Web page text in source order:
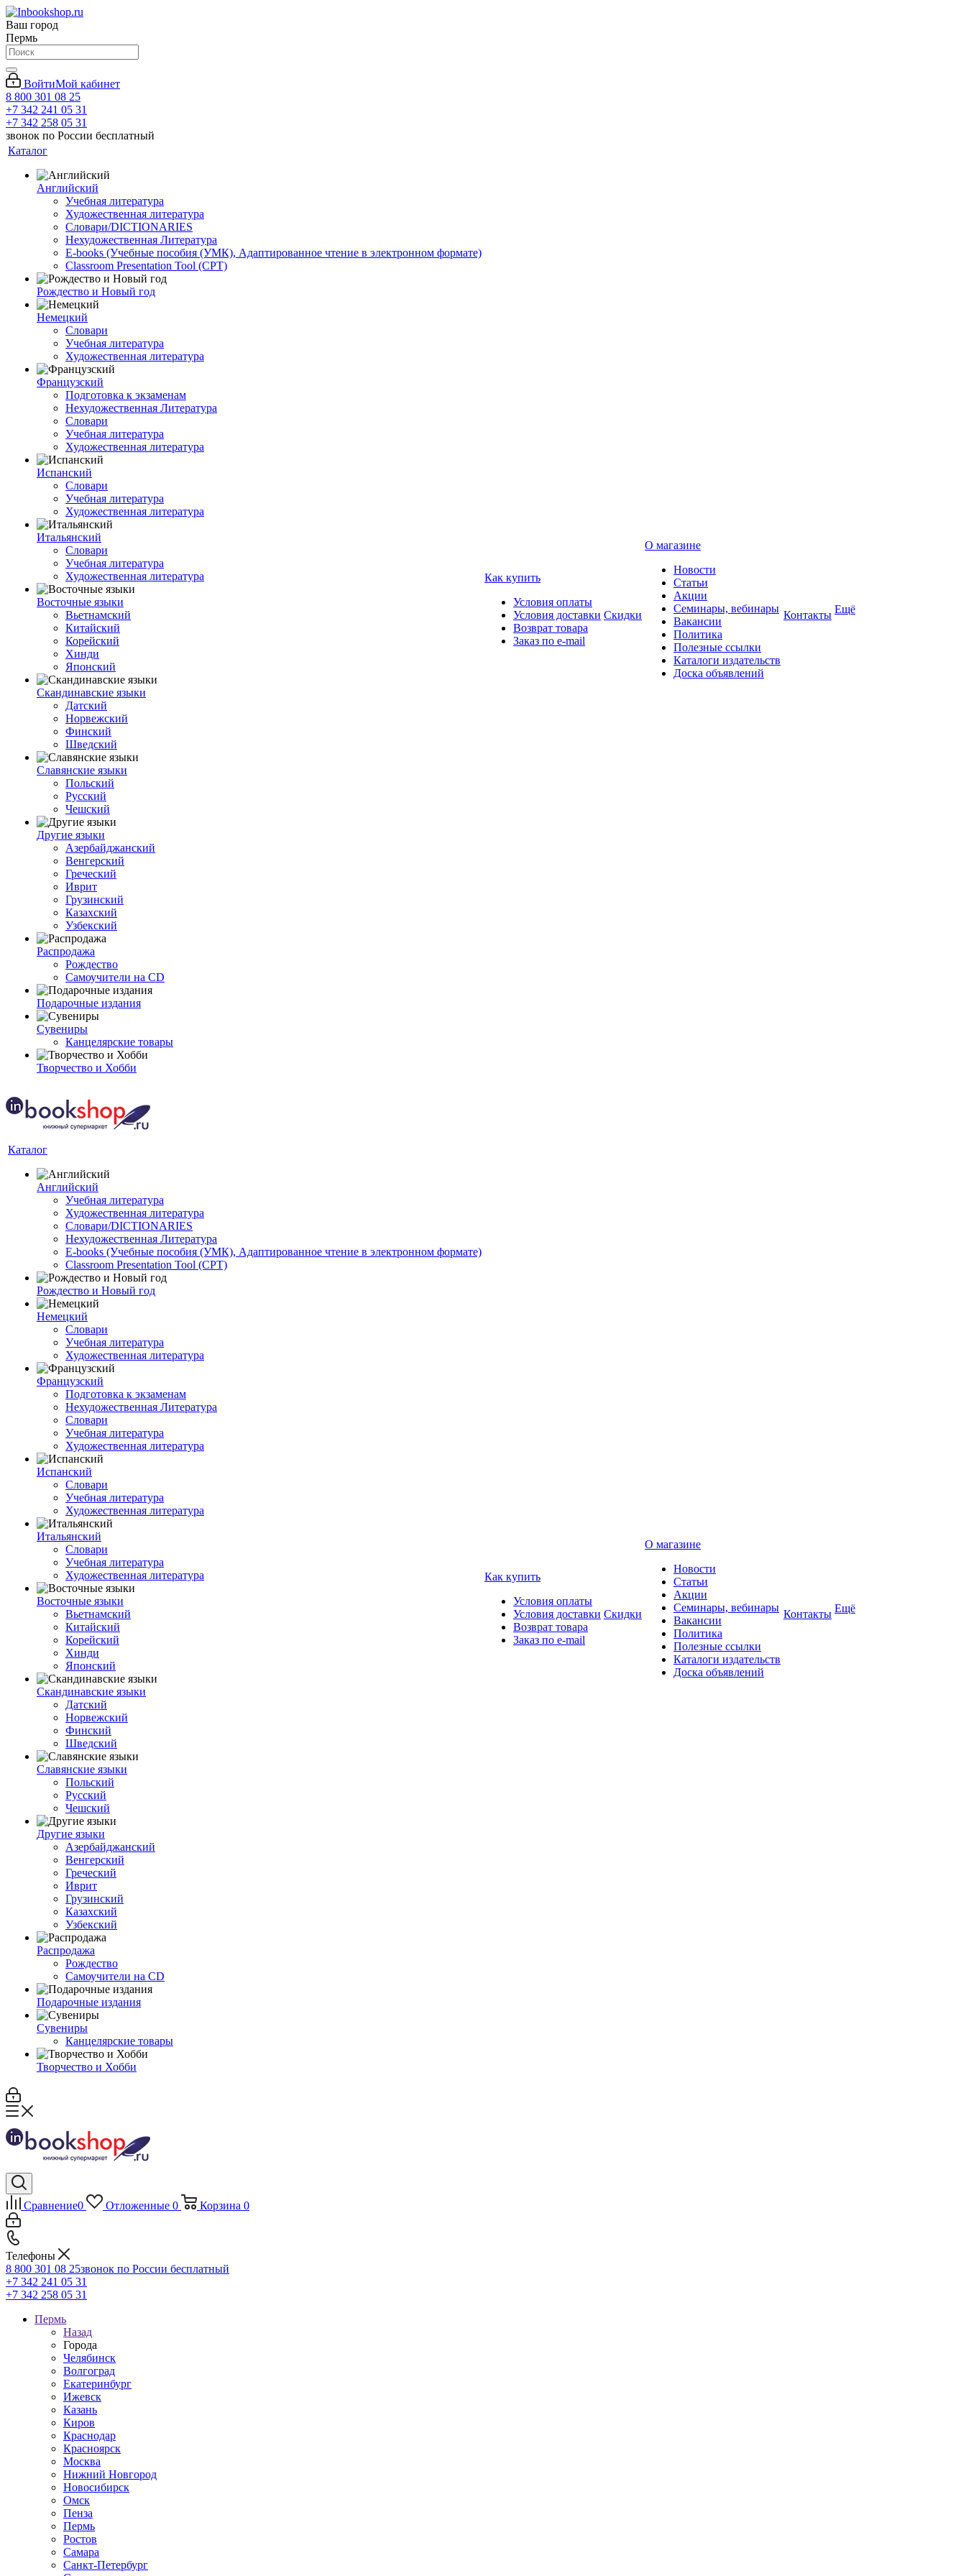
Ваш город
Пермь
ВойтиМой кабинет
8 800 301 08 25
+7 342 241 05 31
+7 342 258 05 31
звонок по России бесплатный
Каталог
Английский
Учебная литература
Художественная литература
Словари/DICTIONARIES
Нехудожественная Литература
E-books (Учебные пособия (УМК), Адаптированное чтение в электронном формате)
Classroom Presentation Tool (CPT)
Рождество и Новый год
Немецкий
Словари
Учебная литература
Художественная литература
Французский
Подготовка к экзаменам
Нехудожественная Литература
Словари
Учебная литература
Художественная литература
Испанский
Словари
Учебная литература
Художественная литература
Итальянский
Словари
Учебная литература
Художественная литература
Восточные языки
Вьетнамский
Китайский
Корейский
Хинди
Японский
Скандинавские языки
Датский
Норвежский
Финский
Шведский
Славянские языки
Польский
Русский
Чешский
Другие языки
Азербайджанский
Венгерский
Греческий
Иврит
Грузинский
Казахский
Узбекский
Распродажа
Рождество
Самоучители на CD
Подарочные издания
Сувениры
Канцелярские товары
Творчество и Хобби
Как купить
Условия оплаты
Условия доставки
Возврат товара
Заказ по e-mail
Скидки
О магазине
Новости
Статьи
Акции
Семинары, вебинары
Вакансии
Политика
Полезные ссылки
Каталоги издательств
Доска объявлений
Контакты Ещё
Каталог
Английский
Учебная литература
Художественная литература
Словари/DICTIONARIES
Нехудожественная Литература
E-books (Учебные пособия (УМК), Адаптированное чтение в электронном формате)
Classroom Presentation Tool (CPT)
Рождество и Новый год
Немецкий
Словари
Учебная литература
Художественная литература
Французский
Подготовка к экзаменам
Нехудожественная Литература
Словари
Учебная литература
Художественная литература
Испанский
Словари
Учебная литература
Художественная литература
Итальянский
Словари
Учебная литература
Художественная литература
Восточные языки
Вьетнамский
Китайский
Корейский
Хинди
Японский
Скандинавские языки
Датский
Норвежский
Финский
Шведский
Славянские языки
Польский
Русский
Чешский
Другие языки
Азербайджанский
Венгерский
Греческий
Иврит
Грузинский
Казахский
Узбекский
Распродажа
Рождество
Самоучители на CD
Подарочные издания
Сувениры
Канцелярские товары
Творчество и Хобби
Как купить
Условия оплаты
Условия доставки
Возврат товара
Заказ по e-mail
Скидки
О магазине
Новости
Статьи
Акции
Семинары, вебинары
Вакансии
Политика
Полезные ссылки
Каталоги издательств
Доска объявлений
Контакты Ещё
Сравнение0 Отложенные 0 Корзина 0
Телефоны
8 800 301 08 25звонок по России бесплатный
+7 342 241 05 31
+7 342 258 05 31
Пермь
Назад
Города
Челябинск
Волгоград
Екатеринбург
Ижевск
Казань
Киров
Краснодар
Красноярск
Москва
Нижний Новгород
Новосибирск
Омск
Пенза
Пермь
Ростов
Самара
Санкт-Петербург